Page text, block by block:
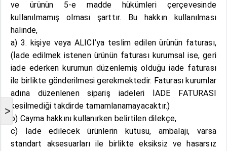
>
ve ürünün 5-e madde hükümleri çerçevesinde
kullanılmamış olması şarttır. Bu hakkın kullanılması
halinde,
a) 3. kişiye veya ALICI’ya teslim edilen ürünün faturası,
(İade edilmek istenen ürünün faturası kurumsal ise, geri
iade ederken kurumun düzenlemiş olduğu iade faturası
ile birlikte gönderilmesi gerekmektedir. Faturası kurumlar
adına düzenlenen sipariş iadeleri İADE FATURASI
kesilmediği takdirde tamamlanamayacaktır.)
b) Cayma hakkını kullanırken belirtilen dilekçe,
c) İade edilecek ürünlerin kutusu, ambalajı, varsa
standart aksesuarları ile birlikte eksiksiz ve hasarsız